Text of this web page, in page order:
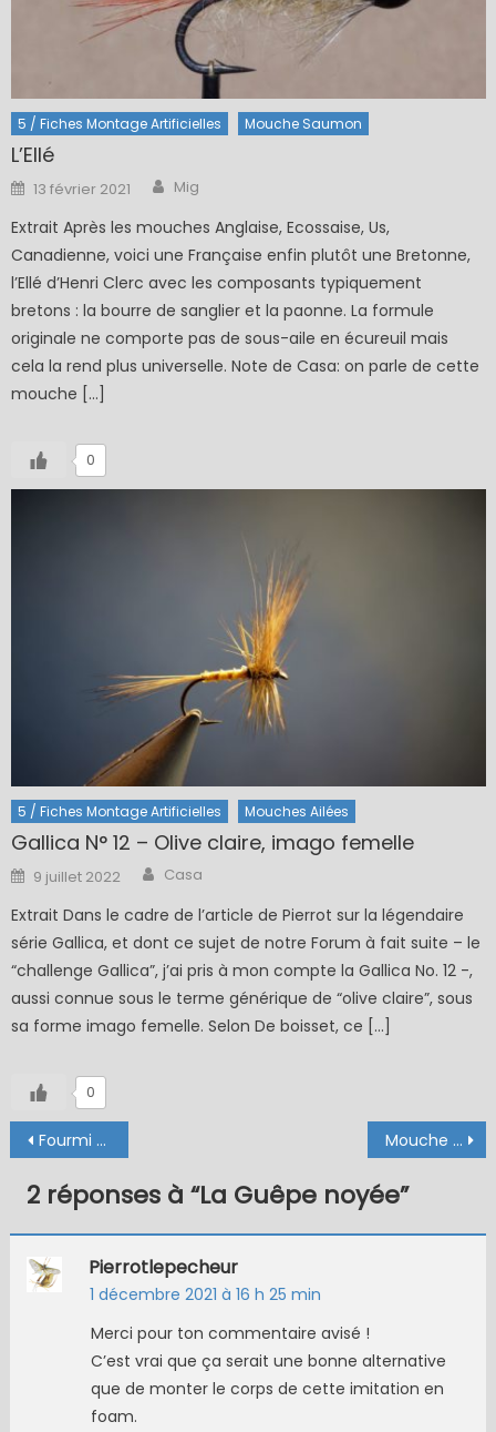
5 / Fiches Montage Artificielles Mouche Saumon
L’Ellé
Posted
on
13 février 2021 Author
Mig
Extrait Après les mouches Anglaise, Ecossaise, Us,
Canadienne, voici une Française enfin plutôt une Bretonne,
l’Ellé d’Henri Clerc avec les composants typiquement
bretons : la bourre de sanglier et la paonne. La formule
originale ne comporte pas de sous-aile en écureuil mais
cela la rend plus universelle. Note de Casa: on parle de cette
mouche […]
0
5 / Fiches Montage Artificielles Mouches Ailées
Gallica N° 12 – Olive claire, imago femelle
Posted
on
9 juillet 2022 Author
Casa
Extrait Dans le cadre de l’article de Pierrot sur la légendaire
série Gallica, et dont ce sujet de notre Forum à fait suite – le
“challenge Gallica”, j’ai pris à mon compte la Gallica No. 12 -,
aussi connue sous le terme générique de “olive claire”, sous
sa forme imago femelle. Selon De boisset, ce […]
0
Navigation
de
l’article
Fourmi (échange de mouches 10-11/21) Mouche de Mai de Lapoisse (échange de mouches 05-07/21)
2 réponses à “La Guêpe noyée”
Pierrotlepecheur
1 décembre 2021 à 16 h 25 min
Merci pour ton commentaire avisé !
C’est vrai que ça serait une bonne alternative
que de monter le corps de cette imitation en
foam.